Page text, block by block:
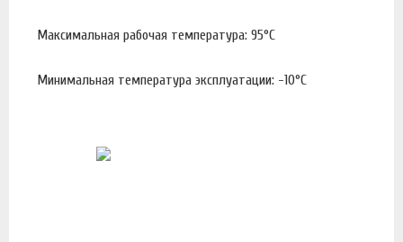
Максимальная рабочая температура: 95°С
Минимальная температура эксплуатации: -10°С